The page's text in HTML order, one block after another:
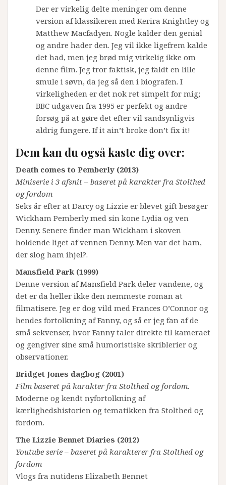
Der er virkelig delte meninger om denne
version af klassikeren med Kerira Knightley og
Matthew Macfadyen. Nogle kalder den genial
og andre hader den. Jeg vil ikke ligefrem kalde
det had, men jeg brød mig virkelig ikke om
denne film. Jeg tror faktisk, jeg faldt en lille
smule i søvn, da jeg så den i biografen. I
virkeligheden er det nok ret simpelt for mig;
BBC udgaven fra 1995 er perfekt og andre
forsøg på at gøre det efter vil sandsynligvis
aldrig fungere. If it ain’t broke don’t fix it!
Dem kan du også kaste dig over:
Death comes to Pemberly (2013)
Miniserie i 3 afsnit – baseret på karakter fra Stolthed
og fordom
Seks år efter at Darcy og Lizzie er blevet gift besøger
Wickham Pemberly med sin kone Lydia og ven
Denny. Senere finder man Wickham i skoven
holdende liget af vennen Denny. Men var det ham,
der slog ham ihjel?.
Mansfield Park (1999)
Denne version af Mansfield Park deler vandene, og
det er da heller ikke den nemmeste roman at
filmatisere. Jeg er dog vild med Frances O’Connor og
hendes fortolkning af Fanny, og så er jeg fan af de
små sekvenser, hvor Fanny taler direkte til kameraet
og gengiver sine små humoristiske skriblerier og
observationer.
Bridget Jones dagbog (2001)
Film baseret på karakter fra Stolthed og fordom.
Moderne og kendt nyfortolkning af
kærlighedshistorien og tematikken fra Stolthed og
fordom.
The Lizzie Bennet Diaries (2012)
Youtube serie – baseret på karakterer fra Stolthed og
fordom
Vlogs fra nutidens Elizabeth Bennet